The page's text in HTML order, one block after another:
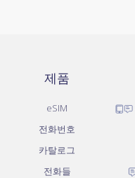
제품
eSIM
전화번호
카탈로그
전화들